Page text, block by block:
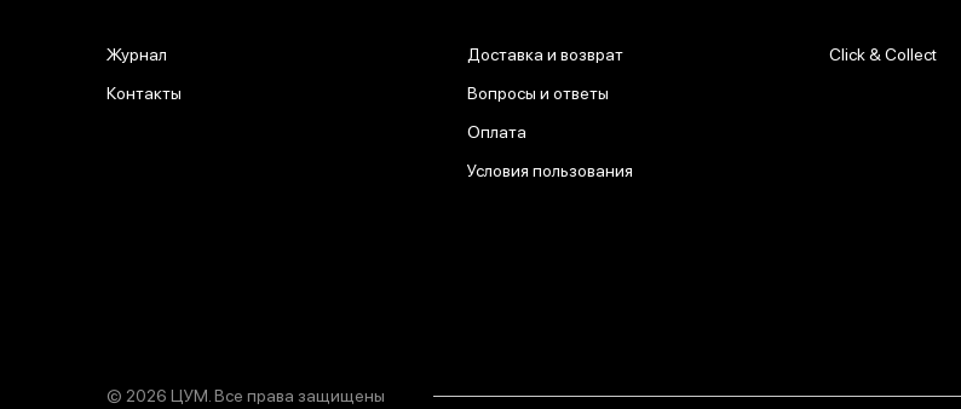
Журнал
Контакты
Доставка и возврат
Вопросы и ответы
Оплата
Условия пользования
Click & Collect
© 2026 ЦУМ. Все права защищены